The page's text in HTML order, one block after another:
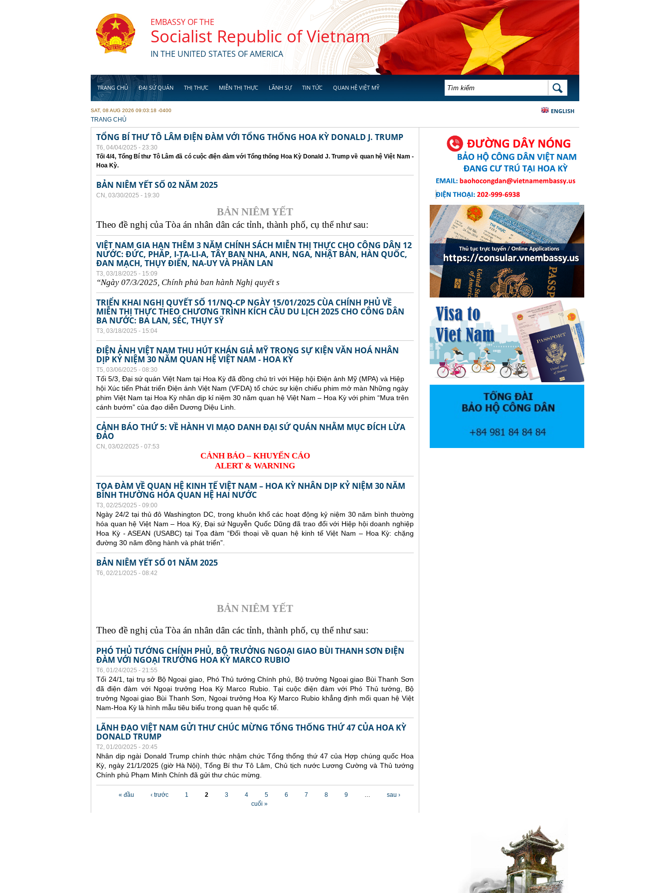
EMBASSY OF THE
Socialist Republic of Vietnam
IN THE UNITED STATES OF AMERICA
TRANG CHỦ ĐẠI SỨ QUÁN THỊ THỰC MIỄN THỊ THỰC LÃNH SỰ TIN TỨC QUAN HỆ VIỆT MỸ BIỂU MẪU TÌM KIẾM TÌM KIẾM
ENGLISH
SAT, 08 AUG 2026 09:03:18 -0400
YOU ARE HERE
TRANG CHỦ
TỔNG BÍ THƯ TÔ LÂM ĐIỆN ĐÀM VỚI TỔNG THỐNG HOA KỲ DONALD J. TRUMP
T6, 04/04/2025 - 23:30
Tối 4/4, Tổng Bí thư Tô Lâm đã có cuộc điện đàm với Tổng thống Hoa Kỳ Donald J. Trump về quan hệ Việt Nam -
Hoa Kỳ.
BẢN NIÊM YẾT SỐ 02 NĂM 2025
CN, 03/30/2025 - 19:30
BẢN NIÊM YẾT
Theo đề nghị của Tòa án nhân dân các tỉnh, thành phố, cụ thể như sau:
VIỆT NAM GIA HẠN THÊM 3 NĂM CHÍNH SÁCH MIỄN THỊ THỰC CHO CÔNG DÂN 12
NƯỚC: ĐỨC, PHÁP, I-TA-LI-A, TÂY BAN NHA, ANH, NGA, NHẬT BẢN, HÀN QUỐC,
ĐAN MẠCH, THỤY ĐIỂN, NA-UY VÀ PHẦN LAN
T3, 03/18/2025 - 15:09
“Ngày 07/3/2025, Chính phủ ban hành Nghị quyết s
TRIỂN KHAI NGHỊ QUYẾT SỐ 11/NQ-CP NGÀY 15/01/2025 CÙA CHÍNH PHỦ VỀ
MIỄN THỊ THỰC THEO CHƯƠNG TRÌNH KÍCH CẦU DU LỊCH 2025 CHO CÔNG DÂN
BA NƯỚC: BA LAN, SÉC, THỤY SŸ
T3, 03/18/2025 - 15:04
ĐIỆN ẢNH VIỆT NAM THU HÚT KHÁN GIẢ MỸ TRONG SỰ KIỆN VĂN HOÁ NHÂN
DỊP KỶ NIỆM 30 NĂM QUAN HỆ VIỆT NAM - HOA KỲ
T5, 03/06/2025 - 08:30
Tối 5/3, Đại sứ quán Việt Nam tại Hoa Kỳ đã đồng chủ trì với Hiệp hội Điện ảnh Mỹ (MPA) và Hiệp
hội Xúc tiến Phát triển Điện ảnh Việt Nam (VFDA) tổ chức sự kiện chiếu phim mở màn Những ngày
phim Việt Nam tại Hoa Kỳ nhân dịp kỉ niệm 30 năm quan hệ Việt Nam – Hoa Kỳ với phim “Mưa trên
cánh bướm” của đạo diễn Dương Diệu Linh.
CẢNH BÁO THỨ 5: VỀ HÀNH VI MẠO DANH ĐẠI SỨ QUÁN NHẰM MỤC ĐÍCH LỪA
ĐẢO
CN, 03/02/2025 - 07:53
CẢNH BÁO – KHUYẾN CÁO
ALERT & WARNING
TỌA ĐÀM VỀ QUAN HỆ KINH TẾ VIỆT NAM – HOA KỲ NHÂN DỊP KỶ NIỆM 30 NĂM
BÌNH THƯỜNG HÓA QUAN HỆ HAI NƯỚC
T3, 02/25/2025 - 09:00
Ngày 24/2 tại thủ đô Washington DC, trong khuôn khổ các hoạt động kỷ niệm 30 năm bình thường
hóa quan hệ Việt Nam – Hoa Kỳ, Đại sứ Nguyễn Quốc Dũng đã trao đổi với Hiệp hội doanh nghiệp
Hoa Kỳ - ASEAN (USABC) tại Tọa đàm “Đối thoại về quan hệ kinh tế Việt Nam – Hoa Kỳ: chặng
đường 30 năm đồng hành và phát triển”.
BẢN NIÊM YẾT SỐ 01 NĂM 2025
T6, 02/21/2025 - 08:42
BẢN NIÊM YẾT
Theo đề nghị của Tòa án nhân dân các tỉnh, thành phố, cụ thể như sau:
PHÓ THỦ TƯỚNG CHÍNH PHỦ, BỘ TRƯỞNG NGOẠI GIAO BÙI THANH SƠN ĐIỆN
ĐÀM VỚI NGOẠI TRƯỞNG HOA KỲ MARCO RUBIO
T6, 01/24/2025 - 21:55
Tối 24/1, tại trụ sở Bộ Ngoại giao, Phó Thủ tướng Chính phủ, Bộ trưởng Ngoại giao Bùi Thanh Sơn
đã điện đàm với Ngoại trưởng Hoa Kỳ Marco Rubio. Tại cuộc điện đàm với Phó Thủ tướng, Bộ
trưởng Ngoại giao Bùi Thanh Sơn, Ngoại trưởng Hoa Kỳ Marco Rubio khẳng định mối quan hệ Việt
Nam-Hoa Kỳ là hình mẫu tiêu biểu trong quan hệ quốc tế.
LÃNH ĐẠO VIỆT NAM GỬI THƯ CHÚC MỪNG TỔNG THỐNG THỨ 47 CỦA HOA KỲ
DONALD TRUMP
T2, 01/20/2025 - 20:45
Nhân dịp ngài Donald Trump chính thức nhậm chức Tổng thống thứ 47 của Hợp chúng quốc Hoa
Kỳ, ngày 21/1/2025 (giờ Hà Nội), Tổng Bí thư Tô Lâm, Chủ tịch nước Lương Cường và Thủ tướng
Chính phủ Phạm Minh Chính đã gửi thư chúc mừng.
« đầu ‹ trước 1 2 3 4 5 6 7 8 9 …
sau ›
cuối »